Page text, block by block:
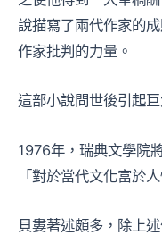
說描寫了兩代作家的
作家批判的力量。
這部小說問世後引起
1976年，瑞典文學院
「對於當代文化富於
貝婁著述頗多，除上